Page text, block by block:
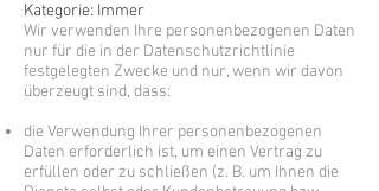
Kategorie: Immer
Wir verwenden Ihre personenbezogenen Daten
nur für die in der Datenschutzrichtlinie
festgelegten Zwecke und nur, wenn wir davon
überzeugt sind, dass:
die Verwendung Ihrer personenbezogenen
Daten erforderlich ist, um einen Vertrag zu
erfüllen oder zu schließen (z. B. um Ihnen die